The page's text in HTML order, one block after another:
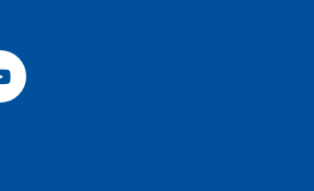
Youtube